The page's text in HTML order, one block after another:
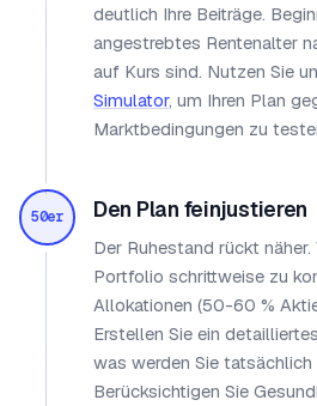
deutlich Ihre Beiträge.
angestrebtes Rentenalter
auf Kurs sind. Nutzen Sie
Simulator, um Ihren Plan
Marktbedingungen zu
50er Den Plan feinjustieren
Der Ruhestand rückt näher.
Portfolio schrittweise zu
Allokationen (50-60 %
Erstellen Sie ein
was werden Sie tatsächlich
Berücksichtigen Sie